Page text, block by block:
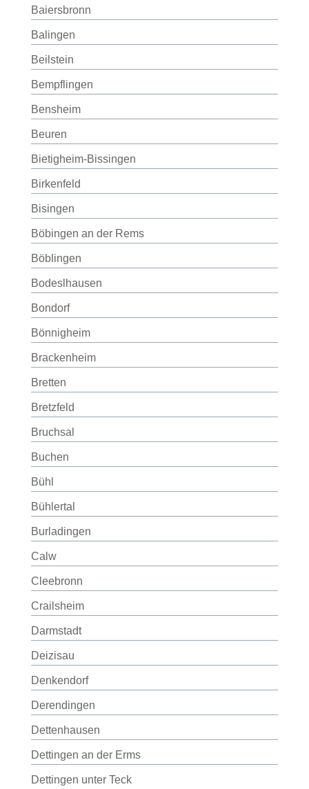
Baiersbronn
Balingen
Beilstein
Bempflingen
Bensheim
Beuren
Bietigheim-Bissingen
Birkenfeld
Bisingen
Böbingen an der Rems
Böblingen
Bodeslhausen
Bondorf
Bönnigheim
Brackenheim
Bretten
Bretzfeld
Bruchsal
Buchen
Bühl
Bühlertal
Burladingen
Calw
Cleebronn
Crailsheim
Darmstadt
Deizisau
Denkendorf
Derendingen
Dettenhausen
Dettingen an der Erms
Dettingen unter Teck